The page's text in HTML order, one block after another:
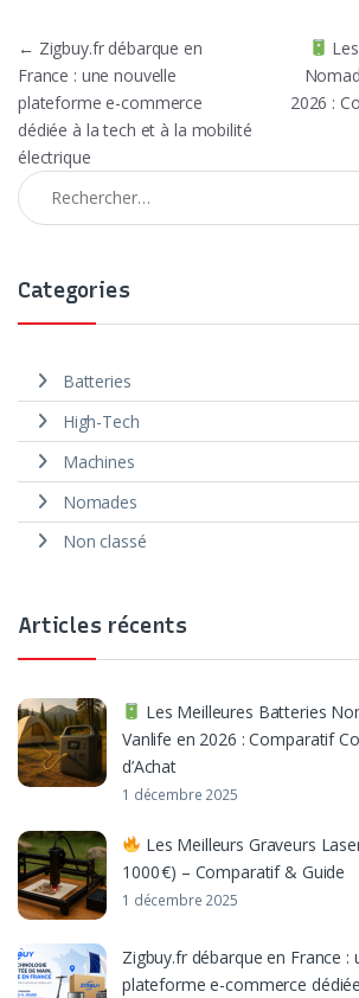
Navigation de l’article
← Zigbuy.fr débarque en
France : une nouvelle
plateforme e-commerce
dédiée à la tech et à la mobilité
électrique
2026 :
Rechercher :
Categories
Batteries
High-Tech
Machines
Nomades
Non classé
Articles récents
Les Meilleures Batteries
Vanlife en 2026 : Comparatif
d’Achat
1 décembre 2025
Les Meilleurs Graveurs
1000 €) – Comparatif & Guide
1 décembre 2025
Zigbuy.fr débarque en France :
plateforme e-commerce